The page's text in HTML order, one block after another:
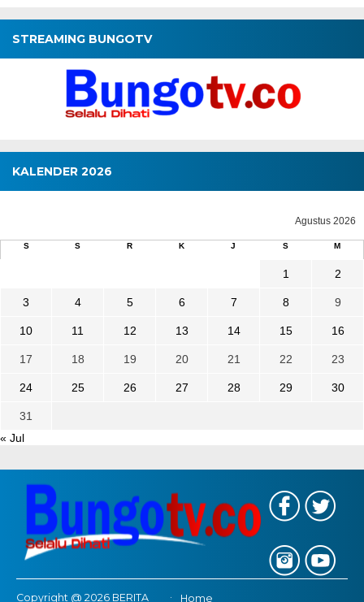
STREAMING BUNGOTV
KALENDER 2026
Agustus 2026
S S R K J S M
1 2
3 4 5 6 7 8 9
10 11 12 13 14 15 16
17 18 19 20 21 22 23
24 25 26 27 28 29 30
31
« Jul
Copyright @ 2026 BERITA Home